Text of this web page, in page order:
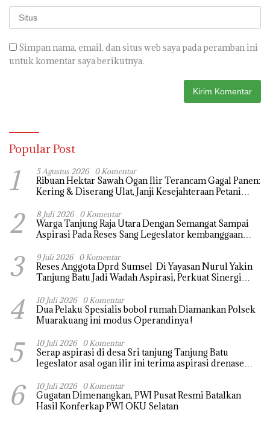
Simpan nama, email, dan situs web saya pada peramban ini
untuk komentar saya berikutnya.
Popular Post
1 5 Agustus 2026 0 Komentar
Ribuan Hektar Sawah Ogan Ilir Terancam Gagal Panen:
Kering & Diserang Ulat, Janji Kesejahteraan Petani
2 8 Juli 2026 0 Komentar
Warga Tanjung Raja Utara Dengan Semangat Sampai
Aspirasi Pada Reses Sang Legeslator kembanggaan
Segera di realisaikan
3 9 Juli 2026 0 Komentar
Reses Anggota Dprd Sumsel Di Yayasan Nurul Yakin
Tanjung Batu Jadi Wadah Aspirasi, Perkuat Sinergi
4 10 Juli 2026 0 Komentar
Dua Pelaku Spesialis bobol rumah Diamankan Polsek
Muarakuang ini modus Operandinya !
5 10 Juli 2026 0 Komentar
Serap aspirasi di desa Sri tanjung Tanjung Batu
legeslator asal ogan ilir ini terima aspirasi drenase
hujan
6 10 Juli 2026 0 Komentar
Gugatan Dimenangkan, PWI Pusat Resmi Batalkan
Hasil Konferkap PWI OKU Selatan